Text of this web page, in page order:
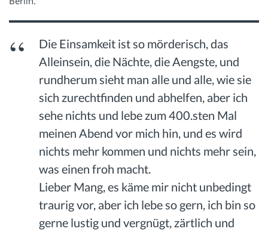
Die Einsamkeit ist so mörderisch, das
Alleinsein, die Nächte, die Aengste, und
rundherum sieht man alle und alle, wie sie
sich zurechtfinden und abhelfen, aber ich
sehe nichts und lebe zum 400.sten Mal
meinen Abend vor mich hin, und es wird
nichts mehr kommen und nichts mehr sein,
was einen froh macht.
Lieber Mang, es käme mir nicht unbedingt
traurig vor, aber ich lebe so gern, ich bin so
gerne lustig und vergnügt, zärtlich und